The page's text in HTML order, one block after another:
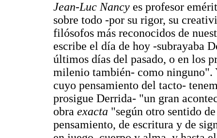
Jean-Luc Nancy es profesor
sobre todo -por su rigor, su
filósofos más reconocidos de
escribe el día de hoy -subrayaba
últimos días del pasado, o en los
milenio también- como ninguno".
cuyo pensamiento del tacto-
prosigue Derrida- "un gran
obra exacta "según otro sentido
pensamiento, de escritura y de